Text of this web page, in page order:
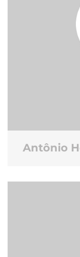
Antônio